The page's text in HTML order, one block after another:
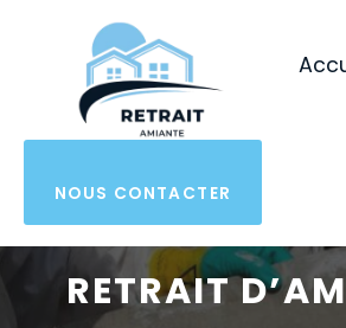
NOUS CONTACTER
RETRAIT